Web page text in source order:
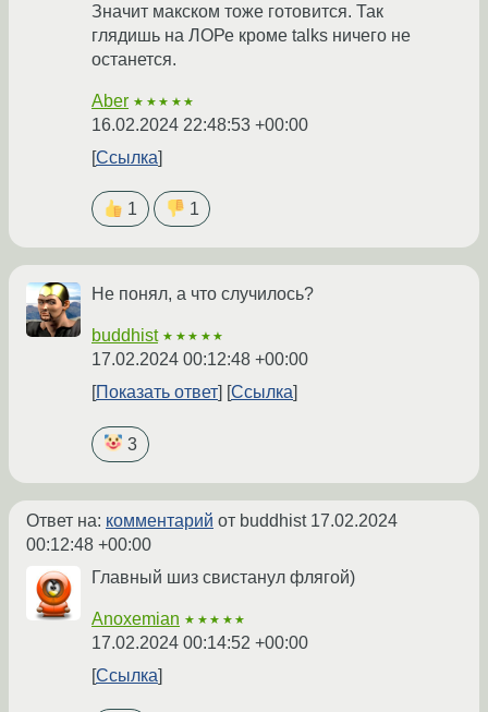
Значит макском тоже готовится. Так
глядишь на ЛОРе кроме talks ничего не
останется.
Aber ★★★★★
16.02.2024 22:48:53 +00:00
Ссылка
1 1
Не понял, а что случилось?
buddhist ★★★★★
17.02.2024 00:12:48 +00:00
Показать ответ
Ссылка
3
Ответ на: комментарий от buddhist 17.02.2024
00:12:48 +00:00
Главный шиз свистанул флягой)
Anoxemian ★★★★★
17.02.2024 00:14:52 +00:00
Ссылка